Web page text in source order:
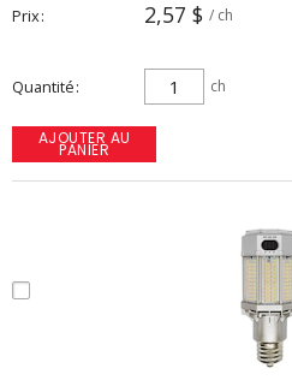
Prix 2,57 $ / ch
Quantité ch
AJOUTER AU
PANIER